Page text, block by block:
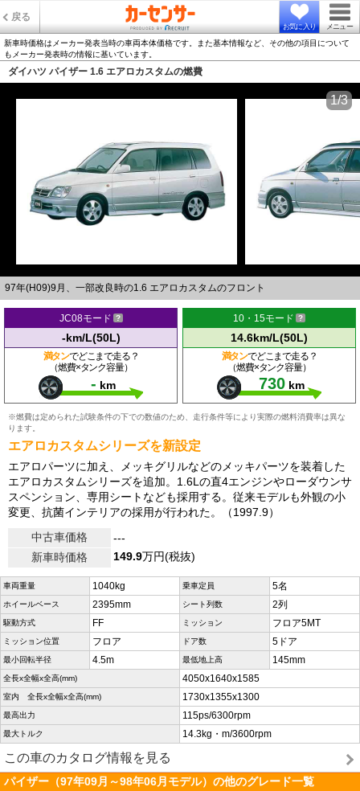
戻る
お気に入り メニュー
新車時価格はメーカー発表当時の車両本体価格です。また基本情報など、その他の項目について
もメーカー発表時の情報に基いています。
ダイハツ パイザー 1.6 エアロカスタムの燃費
97年(H09)9月、一部改良時の1.6 エアロカスタムのフロント
1/3
JC08モード
-km/L(50L)
満タンでどこまで走る？
（燃費×タンク容量）
- km
10・15モード
14.6km/L(50L)
満タンでどこまで走る？
（燃費×タンク容量）
730 km
※燃費は定められた試験条件の下での数値のため、走行条件等により実際の燃料消費率は異な
ります。
エアロカスタムシリーズを新設定
エアロパーツに加え、メッキグリルなどのメッキパーツを装着した
エアロカスタムシリーズを追加。1.6Lの直4エンジンやローダウンサ
スペンション、専用シートなども採用する。従来モデルも外観の小
変更、抗菌インテリアの採用が行われた。（1997.9）
中古車価格
---
新車時価格
149.9万円(税抜)
車両重量 1040kg 乗車定員 5名
ホイールベース 2395mm シート列数 2列
駆動方式 FF ミッション フロア5MT
ミッション位置 フロア ドア数 5ドア
最小回転半径 4.5m 最低地上高 145mm
全長x全幅x全高(mm) 4050x1640x1585
室内 全長x全幅x全高(mm) 1730x1355x1300
最高出力 115ps/6300rpm
最大トルク 14.3kg・m/3600rpm
この車のカタログ情報を見る
パイザー（97年09月～98年06月モデル）の他のグレード一覧